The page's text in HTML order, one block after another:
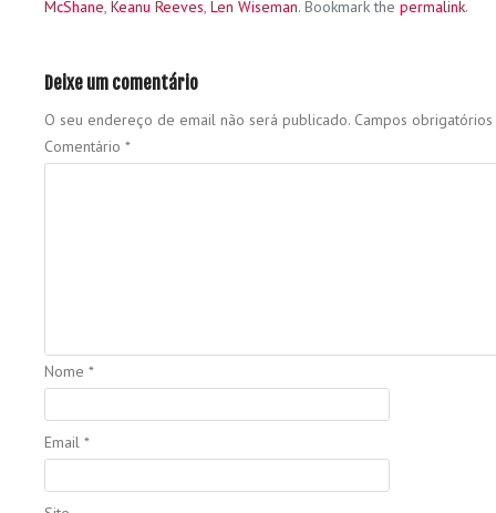
McShane, Keanu Reeves, Len Wiseman. Bookmark the permalink.
Deixe um comentário
O seu endereço de email não será publicado. Campos
Comentário *
Nome *
Email *